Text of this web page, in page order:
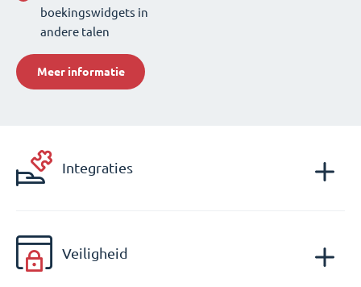
boekingswidgets in
andere talen
Meer informatie
Integraties
Veiligheid